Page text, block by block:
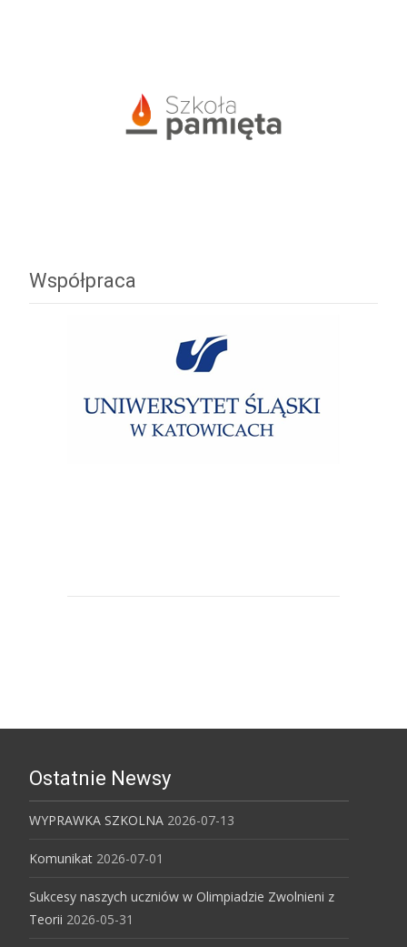
Współpraca
Ostatnie Newsy
WYPRAWKA SZKOLNA 2026-07-13
Komunikat 2026-07-01
Sukcesy naszych uczniów w Olimpiadzie Zwolnieni z
Teorii 2026-05-31